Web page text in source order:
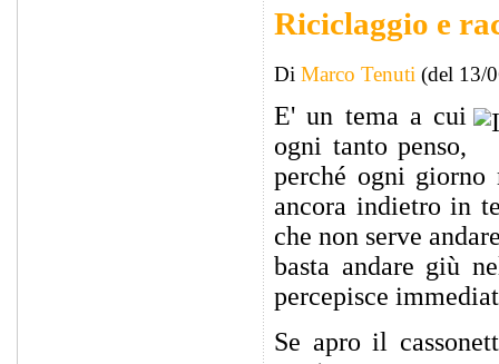
Riciclaggio e
Di Marco Tenuti (del 13/
E' un tema a cui
ogni tanto penso,
perché ogni giorno
ancora indietro in
che non serve
basta andare giù
percepisce
Se apro il